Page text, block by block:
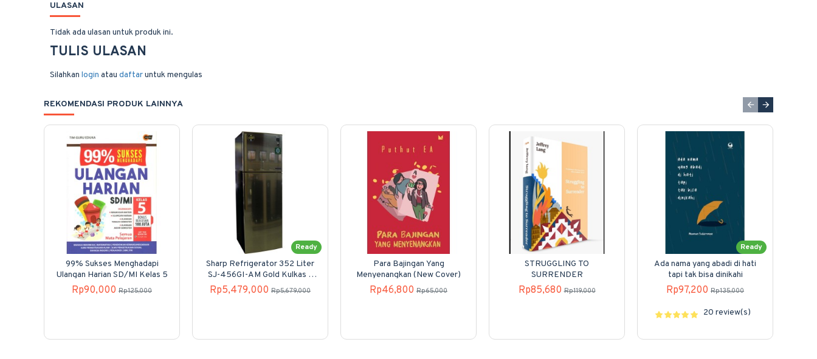
ULASAN
Tidak ada ulasan untuk produk ini.
TULIS ULASAN
Silahkan login atau daftaruntuk mengulas
REKOMENDASI PRODUK LAINNYA
99% Sukses Menghadapi
Ulangan Harian SD/MI Kelas 5
Rp90,000 Rp125,000
Ready
Sharp Refrigerator 352 Liter
SJ-456GI-AM Gold Kulkas 2
Pintu
Rp5,479,000 Rp5,679,000
Para Bajingan Yang
Menyenangkan (New Cover)
Rp46,800 Rp65,000
STRUGGLING TO
SURRENDER
Rp85,680 Rp119,000
Ready
Ada nama yang abadi di hati
tapi tak bisa dinikahi
Rp97,200 Rp135,000
20 review(s)